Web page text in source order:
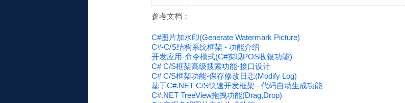
参考文档：
C#图片加水印(Generate Watermark Picture)
C#-C/S结构系统框架 - 功能介绍
开发应用-命令模式(C#实现POS收银功能)
C# C/S框架高级搜索功能-接口设计
C# C/S框架功能-保存修改日志(Modify Log)
基于C#.NET C/S快速开发框架 - 代码自动生成功能
C#.NET TreeView拖拽功能(Drag,Drop)